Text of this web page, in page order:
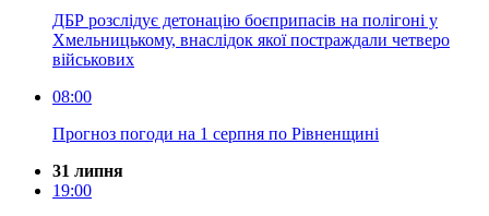
ДБР розслідує детонацію боєприпасів на полігоні у
Хмельницькому, внаслідок якої постраждали четверо
військових
08:00
Прогноз погоди на 1 серпня по Рівненщині
31 липня
19:00